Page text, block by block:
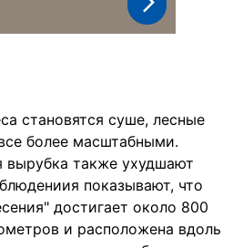
становятся суше, лесные
более масштабными.
вырубка также ухудшают
показывают, что
достигает около 800
и расположена вдоль